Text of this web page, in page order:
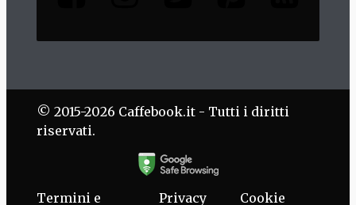
© 2015-2026 Caffebook.it - Tutti i diritti
riservati.
Termini e Privacy Cookie